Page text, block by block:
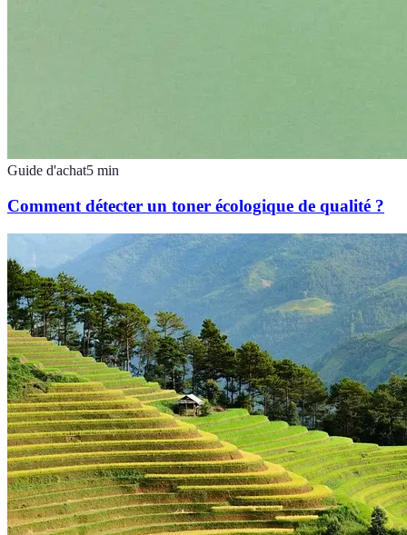
Guide d'achat5 min
Comment détecter un toner écologique de qualité ?